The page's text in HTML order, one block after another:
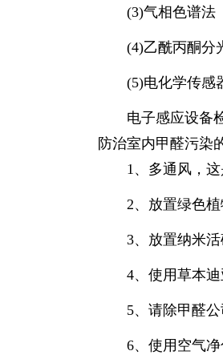
(3)气相色谱法
(4)乙酰丙酮分
(5)电化学传感
电子感应设备检
防治室内甲醛污染
1、多通风，这
2、放置绿色植
3、放置纳米活
4、使用草本迪
5、请除甲醛公
6、使用空气净